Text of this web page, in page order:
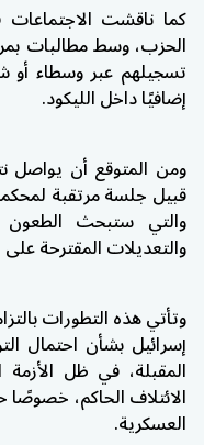
كما ناقشت
الحزب، وسط مطالبات
تسجيلهم عبر وسطاء أو
إضافيًا داخل الليكود.
ومن المتوقع أن يواصل
قبيل جلسة مرتقبة
والتي ستبحث الطعون
والتعديلات المقترحة على
وتأتي هذه التطورات
إسرائيل بشأن احتمال
المقبلة، في ظل
الائتلاف الحاكم،
العسكرية.